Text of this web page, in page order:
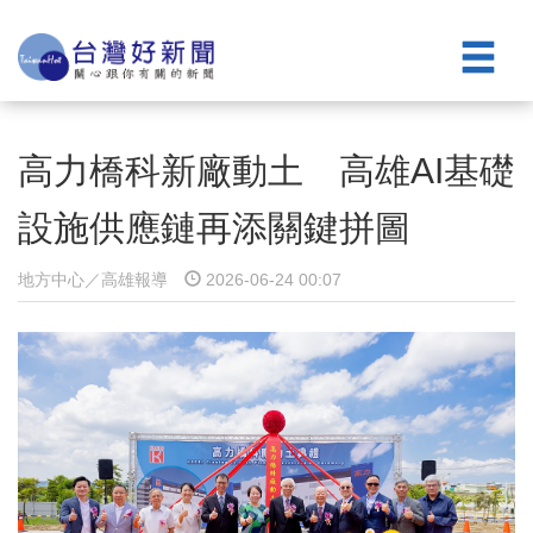
高力橋科新廠動土 高雄AI基礎
設施供應鏈再添關鍵拼圖
地方中心／高雄報導 2026-06-24 00:07